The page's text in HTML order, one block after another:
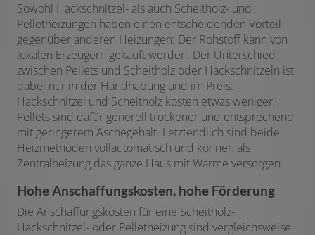
Sowohl Hackschnitzel- als auch Scheitholz- und
Pelletheizungen haben einen entscheidenden Vorteil
gegenüber anderen Heizungen: Der Rohstoff kann von
lokalen Erzeugern gekauft werden. Der Unterschied
zwischen Pellets und Scheitholz oder Hackschnitzeln ist
dabei nur in der Handhabung und im Preis:
Hackschnitzel und Scheitholz kosten etwas weniger,
Pellets sind dafür generell trockener und entsprechend
mit geringerem Aschegehalt. Letztendlich sind beide
Heizmethoden vollautomatisch und können als
Zentralheizung das ganze Haus mit Wärme versorgen.
Hohe Anschaffungskosten, hohe Förderung
Die Anschaffungskosten für eine Scheitholz-,
Hackschnitzel- oder Pelletheizung sind vergleichsweise